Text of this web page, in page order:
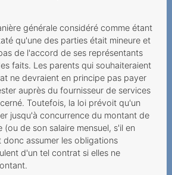
générale considéré comme étant
qu'une des parties était mineure et
de l'accord de ses représentants
faits. Les parents qui souhaiteraient
ne devraient en principe pas payer
auprès du fournisseur de services
Toutefois, la loi prévoit qu'un
jusqu'à concurrence du montant de
de son salaire mensuel, s'il en
assumer les obligations
d'un tel contrat si elles ne
Services surtaxés sans
numéro
Se protéger contre les
numéros surtaxés
SMS surtaxés
Liens pour les numéros
090xx, SMS et MMS des
prestataires